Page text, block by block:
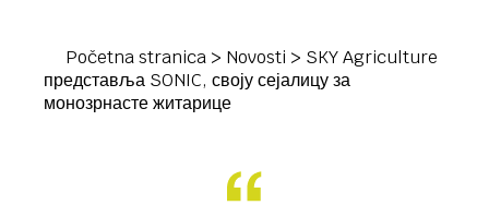
Početna stranica > Novosti > SKY Agriculture
представља SONIC, своју сејалицу за
монозрнасте житарице